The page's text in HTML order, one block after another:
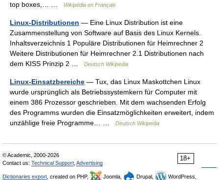
top boxes,… …
Wikipédia en Français
Linux-Distributionen — Eine Linux Distribution ist eine
Zusammenstellung von Software auf Basis des Linux Kernels.
Inhaltsverzeichnis 1 Populäre Distributionen für Heimrechner 2
Weitere Distributionen für Heimrechner 2.1 Distributionen nach
dem KISS Prinzip 2 …
Deutsch Wikipedia
Linux-Einsatzbereiche — Tux, das Linux Maskottchen Linux
wurde ursprünglich als Betriebssystemkern für Computer mit
einem 386 Prozessor geschrieben. Mit dem wachsenden Erfolg
des Programms wurden die Einsatzmöglichkeiten erweitert, indem
unzählige freie Programme… …
Deutsch Wikipedia
18+
© Academic, 2000-2026
Contact us: Technical Support Advertising
Dictionaries export , created on PHP, Joomla, Drupal,
WordPress,